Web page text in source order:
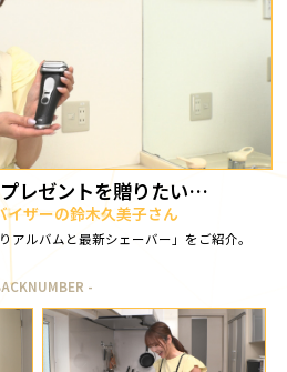
レゼントを贈りたい…
イザーの鈴木久美子さん
アルバムと最新シェーバー」をご紹介。